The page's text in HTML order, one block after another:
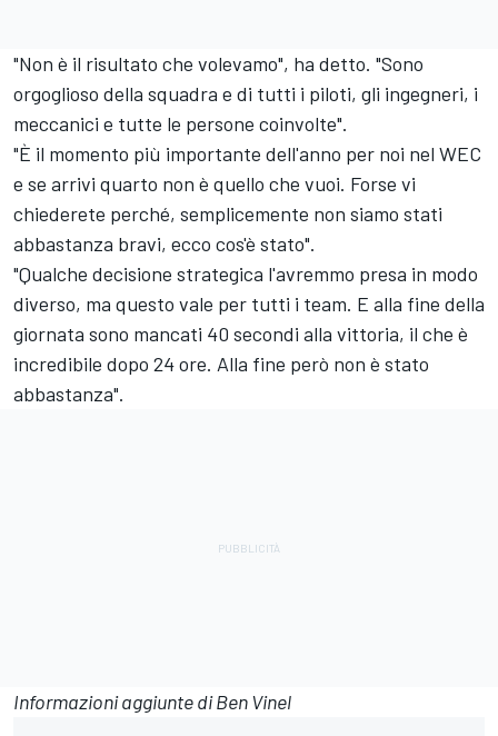
"Non è il risultato che volevamo", ha detto. "Sono
orgoglioso della squadra e di tutti i piloti, gli ingegneri, i
meccanici e tutte le persone coinvolte".
"È il momento più importante dell'anno per noi nel WEC
e se arrivi quarto non è quello che vuoi. Forse vi
chiederete perché, semplicemente non siamo stati
abbastanza bravi, ecco cos'è stato".
"Qualche decisione strategica l'avremmo presa in modo
diverso, ma questo vale per tutti i team. E alla fine della
giornata sono mancati 40 secondi alla vittoria, il che è
incredibile dopo 24 ore. Alla fine però non è stato
abbastanza".
Informazioni aggiunte di Ben Vinel